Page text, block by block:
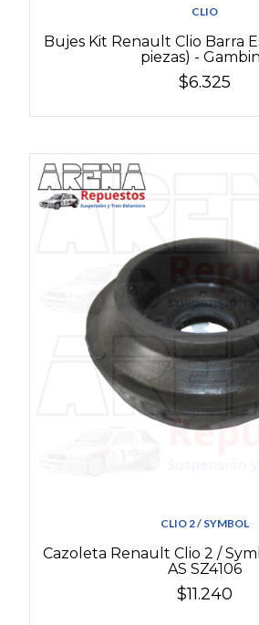
CLIO
Bujes Kit Renault Clio Barra
piezas) -
$6.325
CLIO 2 / SYMBOL
Cazoleta Renault Clio 2 /
AS SZ4106
$11.240